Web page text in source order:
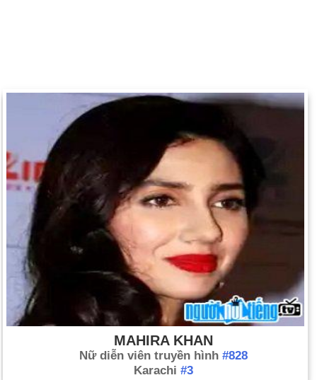
MAHIRA KHAN
Nữ diễn viên truyền hình #828
Karachi #3